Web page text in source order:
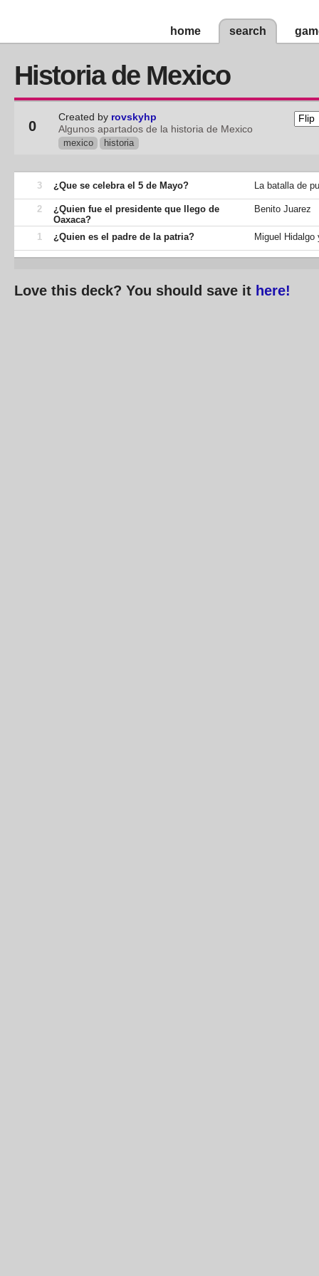
home search
Historia de Mexico
0
Created by rovskyhp
Algunos apartados de la historia de Mexico
mexico historia
3 ¿Que se celebra el 5 de Mayo? La batalla de
2
¿Quien fue el presidente que llego de
Oaxaca?
Benito Juarez
1 ¿Quien es el padre de la patria? Miguel Hidalgo
Love this deck? You should save it here!